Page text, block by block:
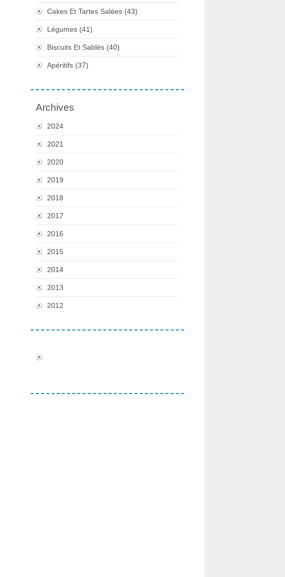
Cakes Et Tartes Salées (43)
Légumes (41)
Biscuits Et Sablés (40)
Apéritifs (37)
Archives
2024
2021
2020
2019
2018
2017
2016
2015
2014
2013
2012